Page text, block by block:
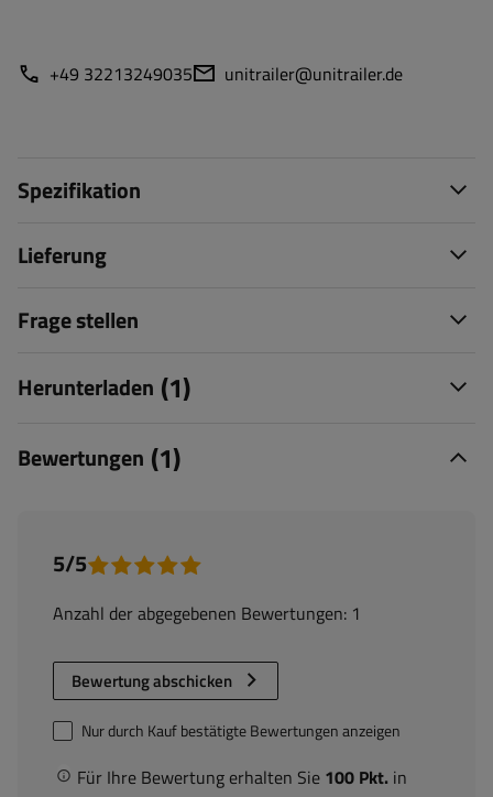
+49 32213249035 unitrailer@unitrailer.de
Spezifikation
Lieferung
Frage stellen
Herunterladen (1)
Bewertungen (1)
5/5
Anzahl der abgegebenen Bewertungen: 1
Bewertung abschicken
Für Ihre Bewertung erhalten Sie 100 Pkt. in
Nur durch Kauf bestätigte Bewertungen anzeigen